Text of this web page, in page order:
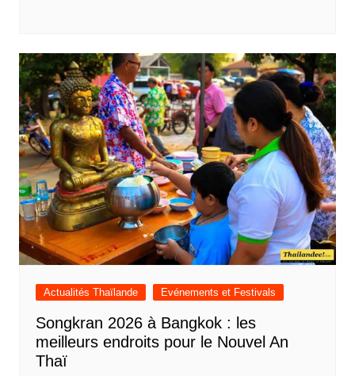
Actualités Thaïlande Evénements et Festivals
Songkran 2026 à Bangkok : les
meilleurs endroits pour le Nouvel An
Thaï